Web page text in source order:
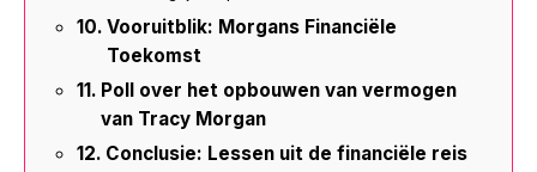
Vooruitblik: Morgans Financiële
Toekomst
Poll over het opbouwen van vermogen
van Tracy Morgan
Conclusie: Lessen uit de financiële reis